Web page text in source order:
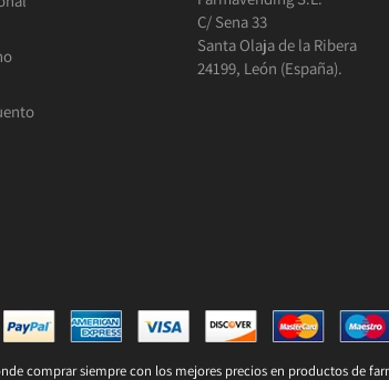
C/ Sena 33
Santa Olaja de la Ribera
24199, León (España).
comprar siempre con los mejores precios en productos de